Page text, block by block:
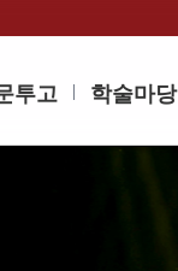
투고 학술마당